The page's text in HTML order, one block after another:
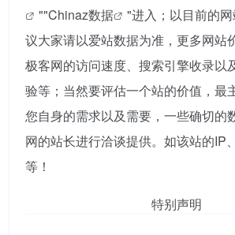
""Chinaz数据
"进入；以目前的
议大家请以爱站数据为准，更多网站
极客网的访问速度、搜索引擎收录以
验等；当然要评估一个站的价值，最
您自身的需求以及需要，一些确切的
网的站长进行洽谈提供。如该站的IP
等！
特别声明